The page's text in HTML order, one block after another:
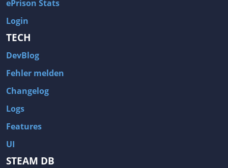
ePrison Stats
Login
TECH
DevBlog
Fehler melden
Changelog
Logs
Features
UI
STEAM DB